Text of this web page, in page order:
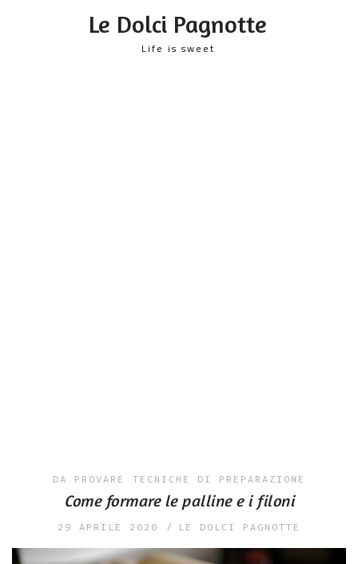
Le Dolci Pagnotte
Life is sweet
DA PROVARE TECNICHE DI PREPARAZIONE
Come formare le palline e i filoni
29 APRILE 2020 LE DOLCI PAGNOTTE